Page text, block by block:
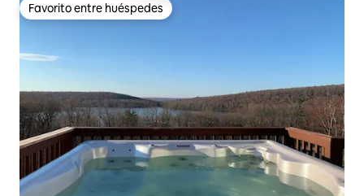
Favorito entre huéspedes
Favorito entre huéspedes